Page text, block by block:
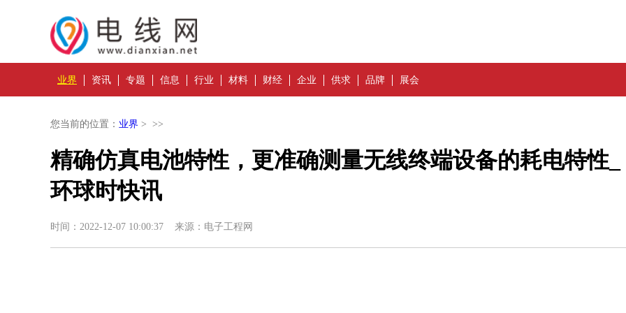
业界 资讯 专题 信息 行业 材料 财经 企业 供求 品牌 展会
您当前的位置： 业界 > >>
精确仿真电池特性，更准确测量无线终端设备的耗电特性_
环球时快讯
时间：2022-12-07 10:00:37 来源：电子工程网